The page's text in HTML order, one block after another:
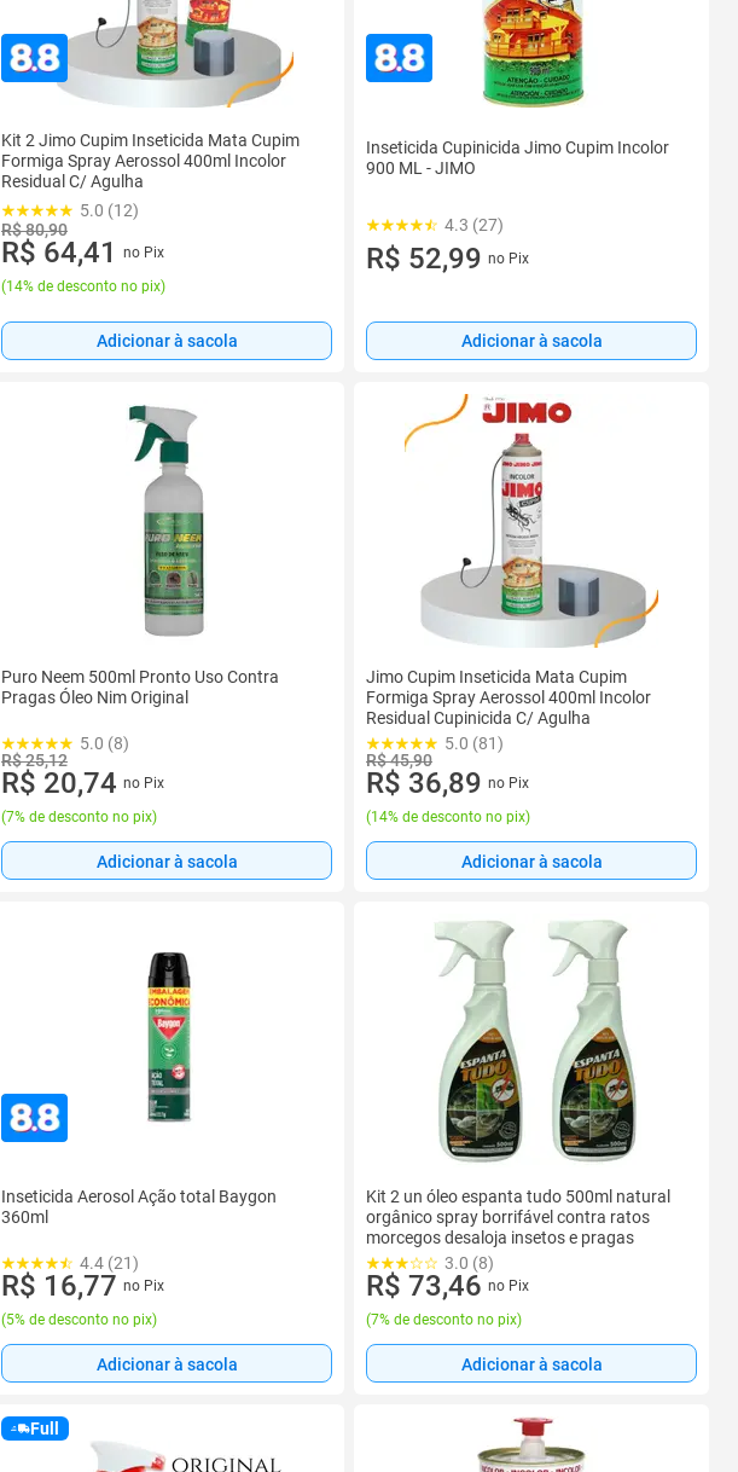
Kit 2 Jimo Cupim Inseticida Mata Cupim
Formiga Spray Aerossol 400ml Incolor
Residual C/ Agulha
5.0 (12)
R$ 80,90
R$ 64,41
no Pix
(14% de desconto no pix)
Adicionar à sacola
Inseticida Cupinicida Jimo Cupim Incolor
900 ML - JIMO
4.3 (27)
R$ 52,99 no Pix
Adicionar à sacola
Puro Neem 500ml Pronto Uso Contra
Pragas Óleo Nim Original
5.0 (8)
R$ 25,12
R$ 20,74 no Pix
(7% de desconto no pix)
Adicionar à sacola
Jimo Cupim Inseticida Mata Cupim
Formiga Spray Aerossol 400ml Incolor
Residual Cupinicida C/ Agulha
5.0 (81)
R$ 45,90
R$ 36,89 no Pix
(14% de desconto no pix)
Adicionar à sacola
Inseticida Aerosol Ação total Baygon
360ml
4.4 (21)
R$ 16,77 no Pix
(5% de desconto no pix)
Adicionar à sacola
Kit 2 un óleo espanta tudo 500ml natural
orgânico spray borrifável contra ratos
morcegos desaloja insetos e pragas
3.0 (8)
R$ 73,46 no Pix
(7% de desconto no pix)
Adicionar à sacola
Full